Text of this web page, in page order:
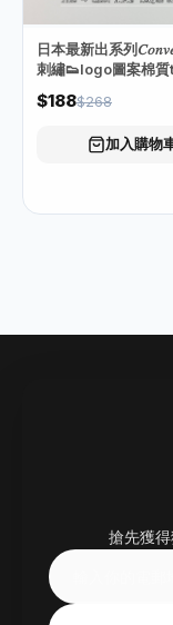
日本最新出系列
刺繡👟logo圖案棉
$188$268
加入購物
搶先獲